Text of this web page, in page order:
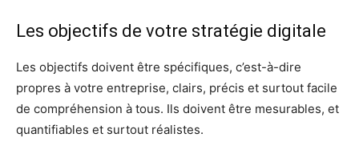
Les objectifs de votre stratégie digitale
Les objectifs doivent être spécifiques, c’est-à-dire
propres à votre entreprise, clairs, précis et surtout facile
de compréhension à tous. Ils doivent être mesurables, et
quantifiables et surtout réalistes.